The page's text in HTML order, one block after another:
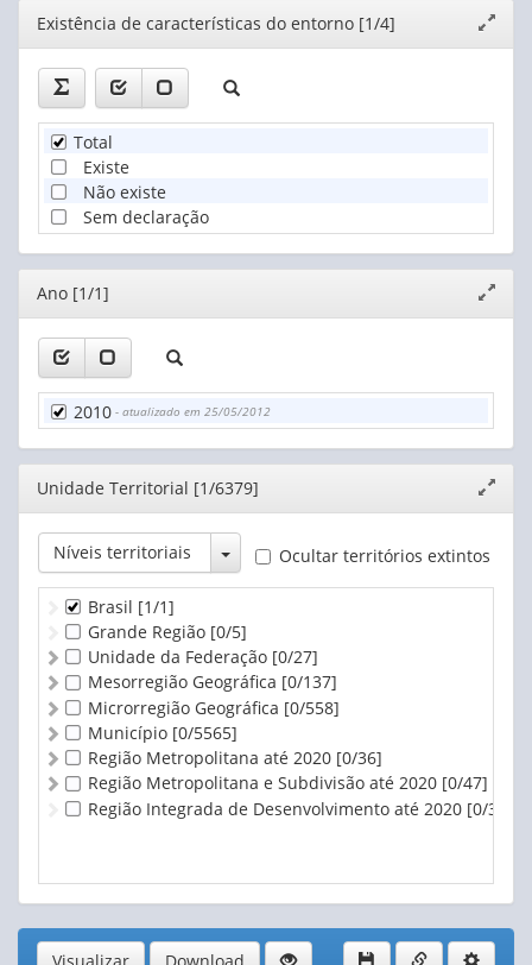
Lixo acumulado nos logradouros
Editor
janela
Existência de características do entorno [1/4]
Total
Existe
Não existe
Sem declaração
Editor
janela
Ano [1/1]
2010 - atualizado em 25/05/2012
Editor
janela
Unidade Territorial [1/6379]
Níveis territoriais Toggle Dropdown
Ocultar territórios extintos
Brasil [1/1]
Grande Região [0/5]
Unidade da Federação [0/27]
Mesorregião Geográfica [0/137]
Microrregião Geográfica [0/558]
Município [0/5565]
Região Metropolitana até 2020 [0/36]
Região Metropolitana e Subdivisão até 2020 [0/47]
Região Integrada de Desenvolvimento até 2020 [0/3]